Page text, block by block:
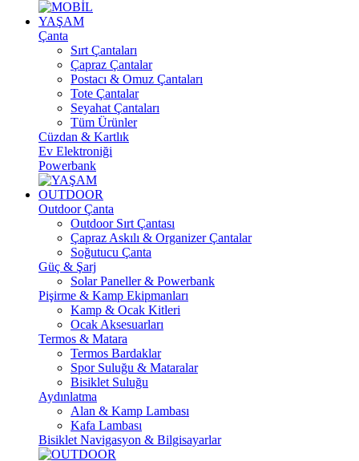
YAŞAM
Çanta
Sırt Çantaları
Çapraz Çantalar
Postacı & Omuz Çantaları
Tote Çantalar
Seyahat Çantaları
Tüm Ürünler
Cüzdan & Kartlık
Ev Elektroniği
Powerbank
OUTDOOR
Outdoor Çanta
Outdoor Sırt Çantası
Çapraz Askılı & Organizer Çantalar
Soğutucu Çanta
Güç & Şarj
Solar Paneller & Powerbank
Pişirme & Kamp Ekipmanları
Kamp & Ocak Kitleri
Ocak Aksesuarları
Termos & Matara
Termos Bardaklar
Spor Suluğu & Mataralar
Bisiklet Suluğu
Aydınlatma
Alan & Kamp Lambası
Kafa Lambası
Bisiklet Navigasyon & Bilgisayarlar